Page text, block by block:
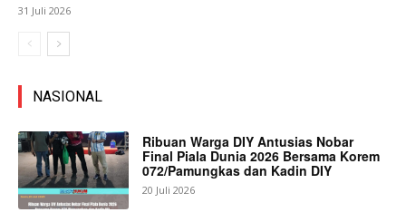
31 Juli 2026
NASIONAL
Ribuan Warga DIY Antusias Nobar
Final Piala Dunia 2026 Bersama Korem
072/Pamungkas dan Kadin DIY
20 Juli 2026